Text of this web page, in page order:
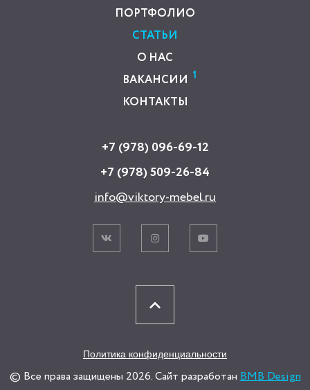
ПОРТФОЛИО
СТАТЬИ
О НАС
ВАКАНСИИ 1
КОНТАКТЫ
+7 (978) 096-69-12
+7 (978) 509-26-84
info@viktory-mebel.ru
Политика конфиденциальности
© Все права защищены 2026. Сайт разработанBMB Design